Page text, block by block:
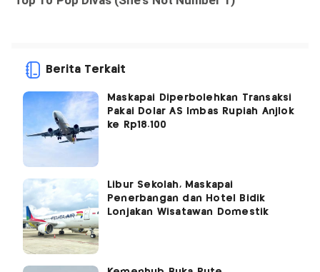
Berita Terkait
Maskapai Diperbolehkan Transaksi
Pakai Dolar AS Imbas Rupiah Anjlok
ke Rp18.100
Libur Sekolah, Maskapai
Penerbangan dan Hotel Bidik
Lonjakan Wisatawan Domestik